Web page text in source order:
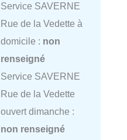
Service SAVERNE
Rue de la Vedette à
domicile : non
renseigné
Service SAVERNE
Rue de la Vedette
ouvert dimanche :
non renseigné